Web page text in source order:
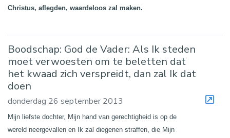
Christus, aflegden, waardeloos zal maken.
Boodschap: God de Vader: Als Ik steden
moet verwoesten om te beletten dat
het kwaad zich verspreidt, dan zal Ik dat
doen
donderdag 26 september 2013
Mijn liefste dochter, Mijn hand van gerechtigheid is op de
wereld neergevallen en Ik zal diegenen straffen, die Mijn